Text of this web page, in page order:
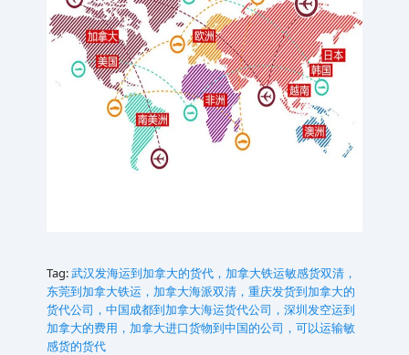
Tag:武汉发海运到加拿大的货代，加拿大铁运敏感货双清，
东莞到加拿大铁运，加拿大海派双清，重庆发货到加拿大的
货代公司，中国成都到加拿大海运货代公司，深圳发空运到
加拿大的费用，加拿大进口货物到中国的公司，可以运输敏
感货的货代